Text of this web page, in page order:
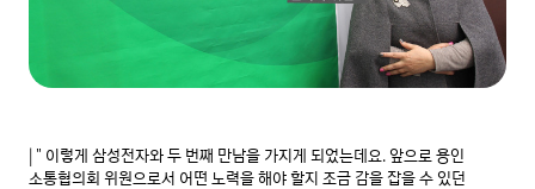
| " 이렇게 삼성전자와 두 번째 만남을 가지게 되었는데요. 앞으로 용인
소통협의회 위원으로서 어떤 노력을 해야 할지 조금 감을 잡을 수 있던